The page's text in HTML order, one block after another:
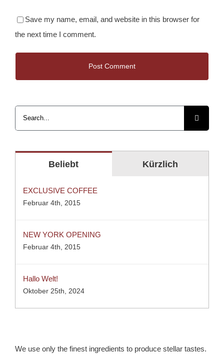
Save my name, email, and website in this browser for
the next time I comment.
nach:
Beliebt Kürzlich
EXCLUSIVE COFFEE
Februar 4th, 2015
NEW YORK OPENING
Februar 4th, 2015
Hallo Welt!
Oktober 25th, 2024
We use only the finest ingredients to produce stellar tastes.